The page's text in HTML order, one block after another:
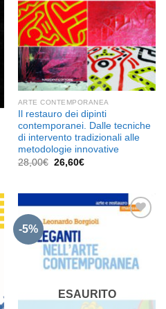
ARTE CONTEMPORANEA
Il restauro dei dipinti
contemporanei. Dalle tecniche
di intervento tradizionali alle
metodologie innovative
28,00€ Il
26,60€Il
26,60€.
-5%
alla lista
dei
ESAURITO